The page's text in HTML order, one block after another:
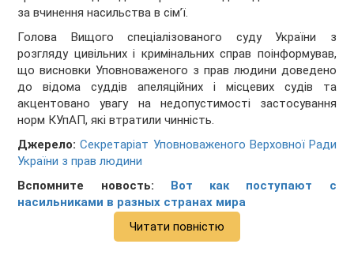
за вчинення насильства в сім’ї.
Голова Вищого спеціалізованого суду України з
розгляду цивільних і кримінальних справ поінформував,
що висновки Уповноваженого з прав людини доведено
до відома суддів апеляційних і місцевих судів та
акцентовано увагу на недопустимості застосування
норм КУпАП, які втратили чинність.
Джерело: Секретаріат Уповноваженого Верховної Ради
України з прав людини
Вспомните новость: Вот как поступают с
насильниками в разных странах мира
Читати повністю